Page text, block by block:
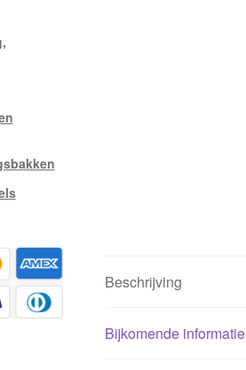
Beschrijving
Bijkomende informatie